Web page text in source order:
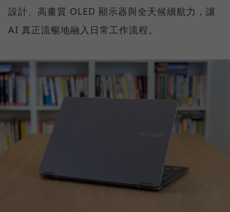
設計、高畫質 OLED 顯示器與全天候續航力，讓
AI 真正流暢地融入日常工作流程。